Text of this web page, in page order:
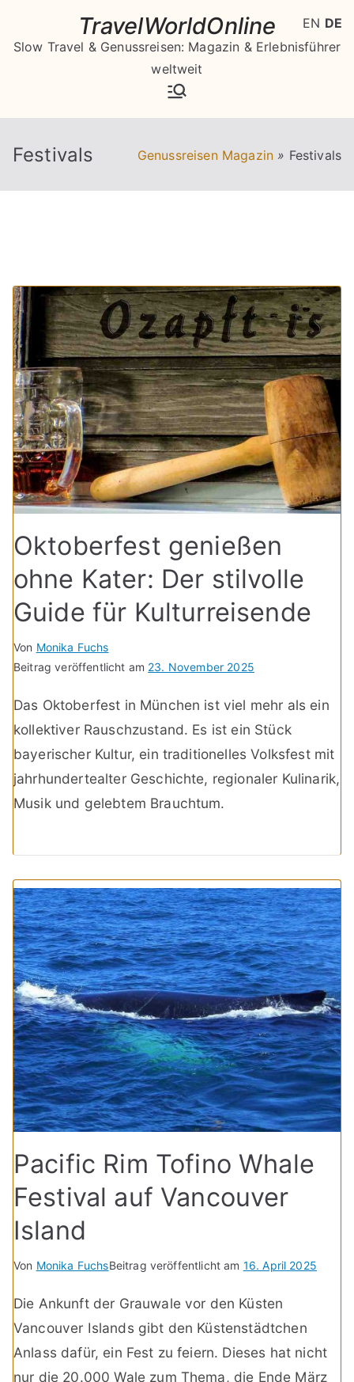
springen
TravelWorldOnline
Slow Travel & Genussreisen: Magazin & Erlebnisführer
weltweit
Festivals Genussreisen Magazin » Festivals
Oktoberfest genießen
ohne Kater: Der stilvolle
Guide für Kulturreisende
Von Monika Fuchs
Beitrag veröffentlicht am 23. November 2025
Das Oktoberfest in München ist viel mehr als ein
kollektiver Rauschzustand. Es ist ein Stück
bayerischer Kultur, ein traditionelles Volksfest mit
jahrhundertealter Geschichte, regionaler Kulinarik,
Musik und gelebtem Brauchtum.
Pacific Rim Tofino Whale
Festival auf Vancouver
Island
Von Monika FuchsBeitrag veröffentlicht am 16. April 2025
Die Ankunft der Grauwale vor den Küsten
Vancouver Islands gibt den Küstenstädtchen
Anlass dafür, ein Fest zu feiern. Dieses hat nicht
nur die 20.000 Wale zum Thema, die Ende März
EN DE